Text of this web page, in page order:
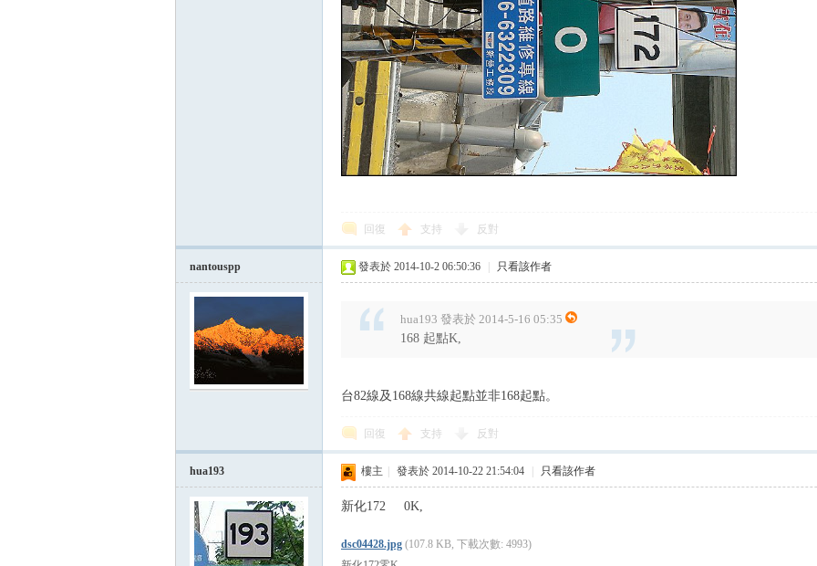
回復 支持 反對
nantouspp 發表於 2014-10-2 06:50:36 只看該作者
hua193 發表於 2014-5-16 05:35
168 起點K,
台82線及168線共線起點並非168起點。
回復 支持 反對
hua193 樓主 發表於 2014-10-22 21:54:04 只看該作者
新化172 0K,
dsc04428.jpg (107.8 KB, 下載次數: 4993)